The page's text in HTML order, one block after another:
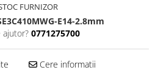
FURNIZOR
E14-2.8mm
ajutor? 0771275700
Cere informatii